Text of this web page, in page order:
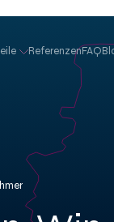
ReferenzenFAQ